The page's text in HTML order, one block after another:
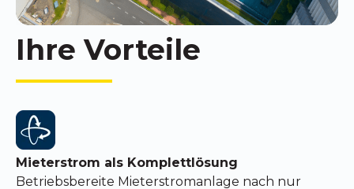
Ihre Vorteile
Mieterstrom als Komplettlösung
Betriebsbereite Mieterstromanlage nach nur